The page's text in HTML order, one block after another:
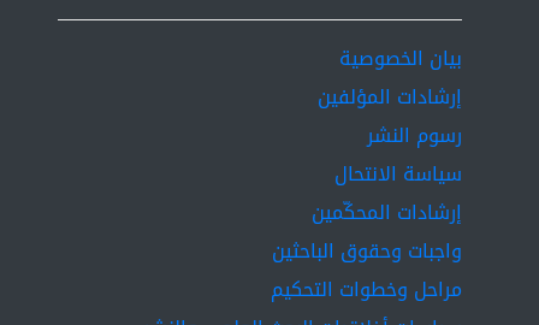
بيان الخصوصية
إرشادات المؤلفين
رسوم النشر
سياسة الانتحال
إرشادات المحكّمين
واجبات وحقوق الباحثين
مراحل وخطوات التحكيم